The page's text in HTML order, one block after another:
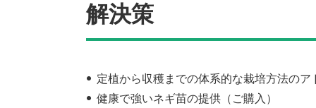
解決策
定植から収穫までの体系的な栽培方法のア
健康で強いネギ苗の提供（ご購入）